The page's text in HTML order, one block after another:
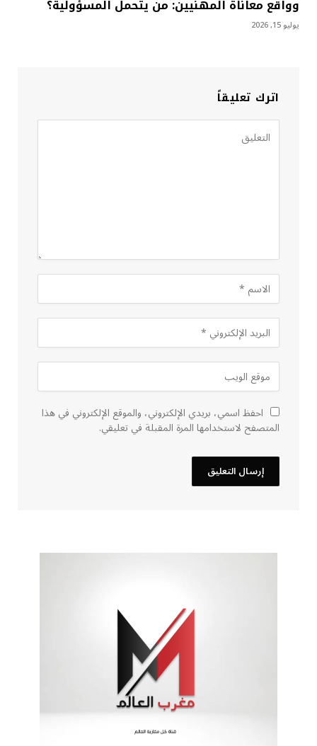
وواقع معاناة المهنيين: من يتحمل المسؤولية؟
يوليو 15, 2026
اترك تعليقاً
احفظ اسمي، بريدي الإلكتروني، والموقع الإلكتروني في هذا
المتصفح لاستخدامها المرة المقبلة في تعليقي.